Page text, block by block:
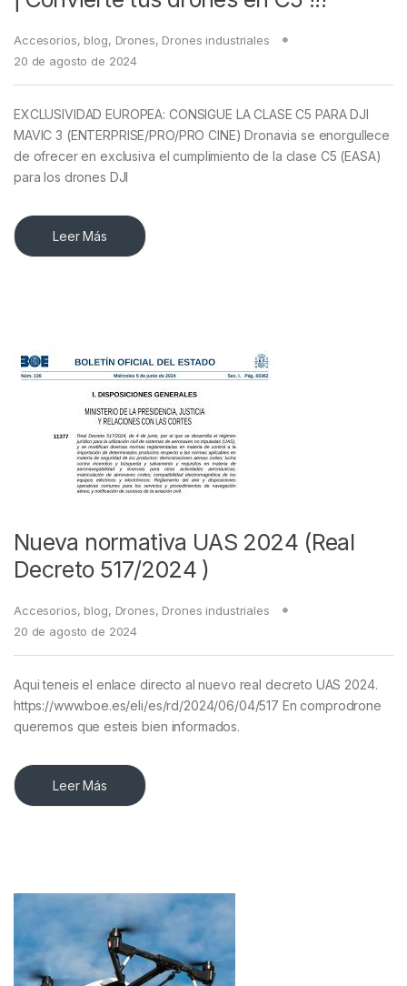
Accesorios, blog, Drones, Drones industriales
20 de agosto de 2024
EXCLUSIVIDAD EUROPEA: CONSIGUE LA CLASE C5 PARA DJI
MAVIC 3 (ENTERPRISE/PRO/PRO CINE) Dronavia se enorgullece
de ofrecer en exclusiva el cumplimiento de la clase C5 (EASA)
para los drones DJI
Leer Más
Nueva normativa UAS 2024 (Real
Decreto 517/2024 )
Accesorios, blog, Drones, Drones industriales
20 de agosto de 2024
Aqui teneis el enlace directo al nuevo real decreto UAS 2024.
https://www.boe.es/eli/es/rd/2024/06/04/517 En comprodrone
queremos que esteis bien informados.
Leer Más